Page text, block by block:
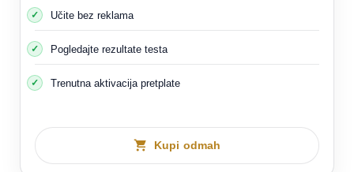
Učite bez reklama
Pogledajte rezultate testa
Trenutna aktivacija pretplate
Kupi odmah